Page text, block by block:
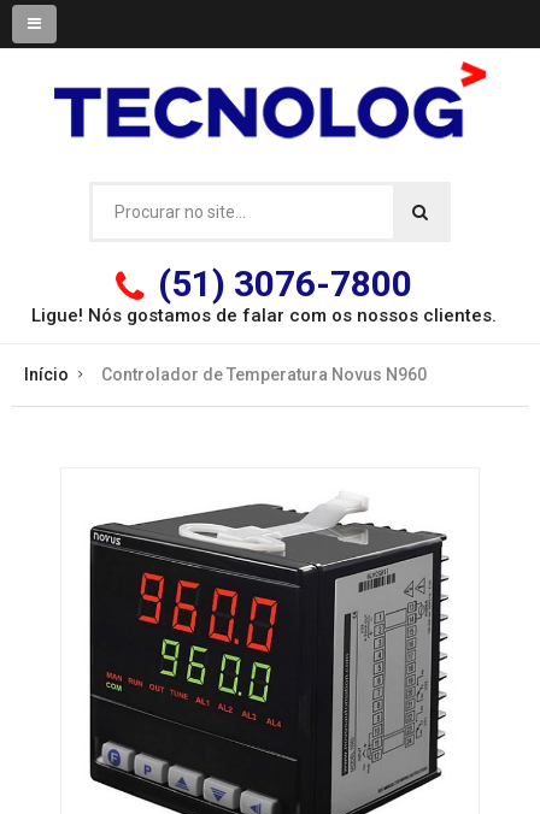
(51) 3076-7800
Ligue! Nós gostamos de falar com os nossos clientes.
Início Controlador de Temperatura Novus N960